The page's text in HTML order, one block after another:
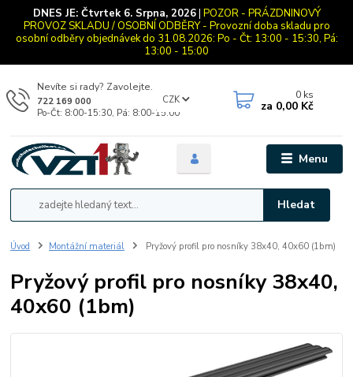
DNES JE: Čtvrtek 6. Srpna, 2026| POZOR - PRÁZDNINOVÝ
PROVOZ SKLADU / OSOBNÍ ODBĚRY - Provozní doba skladu pro
osobní odběry objednávek do 31.08.2026: Po - Čt: 13:00 - 15:30, Pá:
13:00 - 15:00
Menu
CZK
Hledat
Nevíte si rady? Zavolejte.
722 169 000
Po-Čt: 8:00-15:30, Pá: 8:00-15:00
0 ks
za 0,00 Kč
Úvod Montážní materiál Pryžový profil pro nosníky 38x40, 40x60 (1bm)
Pryžový profil pro nosníky 38x40,
40x60 (1bm)